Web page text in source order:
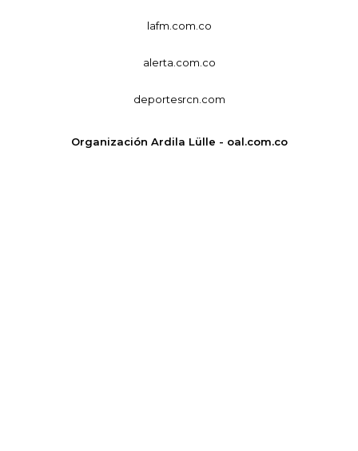
lafm.com.co
alerta.com.co
deportesrcn.com
Organización Ardila Lülle - oal.com.co